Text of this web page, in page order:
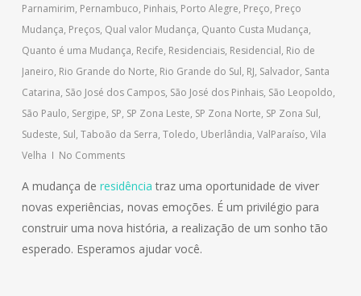
Parnamirim, Pernambuco, Pinhais, Porto Alegre, Preço, Preço
Mudança, Preços, Qual valor Mudança, Quanto Custa Mudança,
Quanto é uma Mudança, Recife, Residenciais, Residencial, Rio de
Janeiro, Rio Grande do Norte, Rio Grande do Sul, RJ, Salvador, Santa
Catarina, São José dos Campos, São José dos Pinhais, São Leopoldo,
São Paulo, Sergipe, SP, SP Zona Leste, SP Zona Norte, SP Zona Sul,
Sudeste, Sul, Taboão da Serra, Toledo, Uberlândia, ValParaíso, Vila
Velha
No Comments
A mudança de residência traz uma oportunidade de viver
novas experiências, novas emoções. É um privilégio para
construir uma nova história, a realização de um sonho tão
esperado. Esperamos ajudar você.